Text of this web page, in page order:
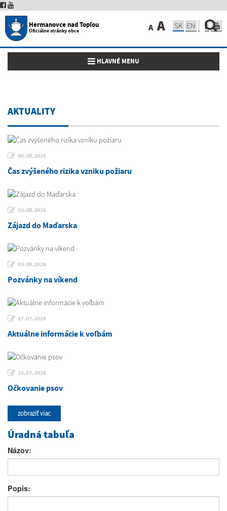
Hermanovce nad Topľou
Oficiálne stránky obce A A SK EN
Toggle navigation
HLAVNÉ MENU
AKTUALITY
06.08.2026
Čas zvýšeného rizika vzniku požiaru
03.08.2026
Zájazd do Maďarska
03.08.2026
Pozvánky na víkend
27.07.2026
Aktuálne informácie k voľbám
22.07.2026
Očkovanie psov
zobraziť viac
Úradná tabuľa
Názov:
Popis: